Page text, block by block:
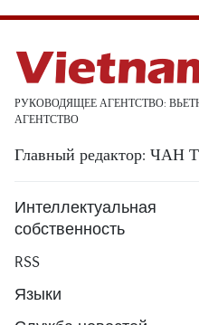
РУКОВОДЯЩЕЕ АГЕНТСТВО:
АГЕНТСТВО
Главный редактор:
Интеллектуальная
собственность
RSS
Языки